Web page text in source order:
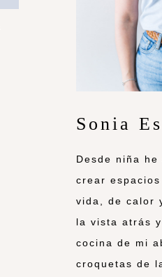
Sonia
Desde niña
crear
vida, de calor
la vista atrás
cocina de mi
croquetas de